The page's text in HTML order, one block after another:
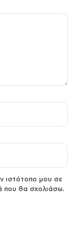
ιστότοπο μου σε
που θα σχολιάσω.